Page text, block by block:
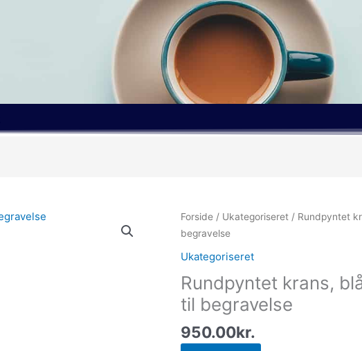
Forside / Ukategoriseret / Rundpyntet
begravelse
Ukategoriseret
Rundpyntet krans,
til begravelse
950.00kr.